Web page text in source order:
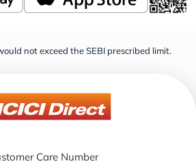
not exceed the SEBI prescribed limit.
Care Number